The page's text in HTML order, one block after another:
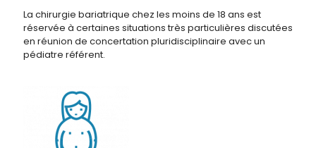
La chirurgie bariatrique chez les moins de 18 ans est
réservée à certaines situations très particulières discutées
en réunion de concertation pluridisciplinaire avec un
pédiatre référent.